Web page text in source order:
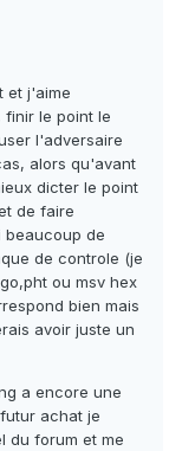
et j'aime
finir le point le
l'adversaire
alors qu'avant
dicter le point
de faire
beaucoup de
de controle (je
ou msv hex
bien mais
avoir juste un
a encore une
achat je
du forum et me